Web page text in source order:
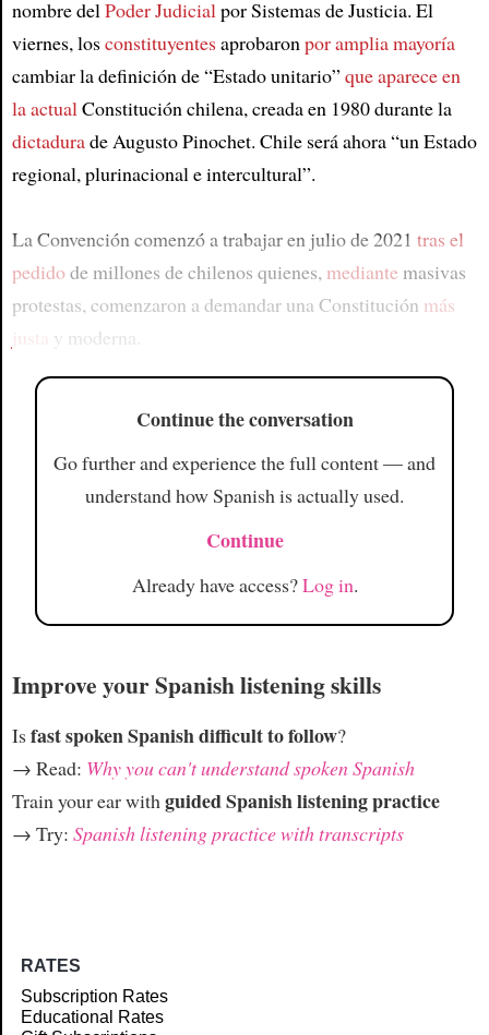
nombre del Poder Judicial por Sistemas de Justicia. El
viernes, losconstituyentesaprobaron por amplia mayoría
cambiar la definición de “Estado unitario” que aparece en
la actual Constitución chilena, creada en 1980 durante la
dictadurade Augusto Pinochet. Chile será ahora “un Estado
regional, plurinacional e intercultural”.
La Convención comenzó a trabajar en julio de 2021 tras el
pedidode millones de chilenos quienes, mediantemasivas
protestas, comenzaron a demandar una Constitución más
justa
y moderna.
Continue the conversation
Go further and experience the full content — and
understand how Spanish is actually used.
Continue
Already have access?Log in.
Improve your Spanish listening skills
Isfast spoken Spanish difficult to follow?
→ Read: Why you can't understand spoken Spanish
Train your ear withguided Spanish listening practice
→ Try: Spanish listening practice with transcripts
RATES
Subscription Rates
Educational Rates